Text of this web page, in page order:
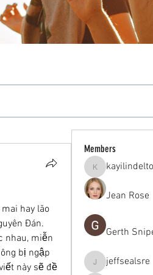
hay lão
Đán.
nhau, miễn
bị ngập
này sẽ đề
Members
kayilindeltom
Jean Rose
Gerth
jeffsealsre
jeffsealsre